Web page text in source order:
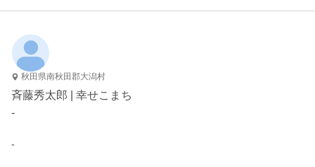
秋田県南秋田郡大潟村
斉藤秀太郎 | 幸せこまち
-
-